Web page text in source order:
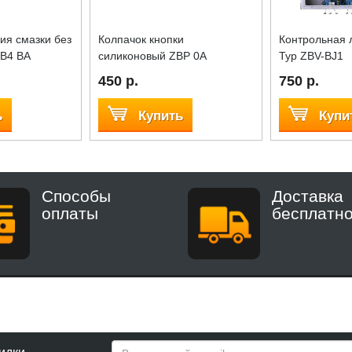
смазки без
BA
Колпачок кнопки
силиконовый ZBP 0A
450 р.
Купить
Контрольная
Typ ZBV-BJ1
750 р.
Способы
оплаты
Доставка